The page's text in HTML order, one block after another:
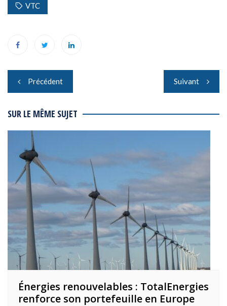
VTC
Navigation
de
l’article
Précédent Suivant
SUR LE MÊME SUJET
Énergies renouvelables : TotalEnergies
renforce son portefeuille en Europe